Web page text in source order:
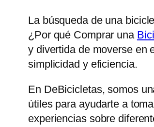
La búsqueda de una
¿Por qué Comprar una
y divertida de moverse en
simplicidad y eficiencia.
En DeBicicletas, somos
útiles para ayudarte a
experiencias sobre